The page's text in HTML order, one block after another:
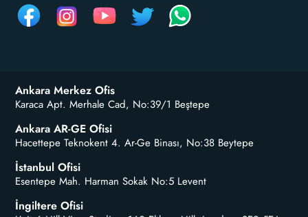
Ankara Merkez Ofis
Karaca Apt. Merhale Cad, No:39/1 Beştepe
Ankara AR-GE Ofisi
Hacettepe Teknokent 4. Ar-Ge Binası, No:38 Beytepe
İstanbul Ofisi
Esentepe Mah. Harman Sokak No:5 Levent
İngiltere Ofisi